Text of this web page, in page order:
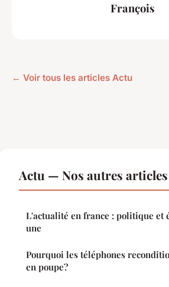
François
← Voir tous les articles Actu
Actu — Nos autres articles
L'actualité en france : politique et
une
Pourquoi les téléphones
en poupe?